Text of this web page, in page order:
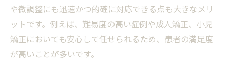
や微調整にも迅速かつ的確に対応できる点も大きなメリ
ットです。例えば、難易度の高い症例や成人矯正、小児
矯正においても安心して任せられるため、患者の満足度
が高いことが多いです。